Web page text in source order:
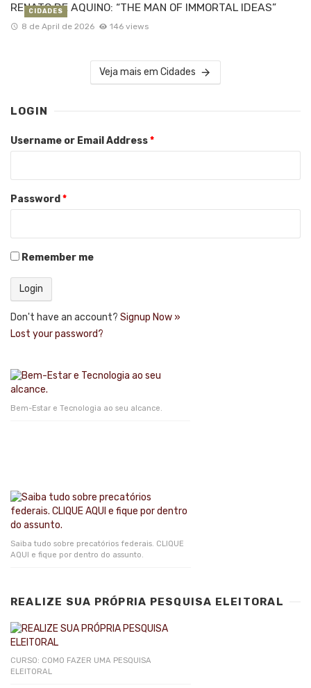
RENATO DE AQUINO: “THE MAN OF IMMORTAL IDEAS”
8 de April de 2026 146 views
CIDADES
Veja mais em Cidades
LOGIN
Username or Email Address*
Password *
Remember me
Don't have an account? Signup Now »
Lost your password?
Bem-Estar e Tecnologia ao seu alcance.
Saiba tudo sobre precatórios federais. CLIQUE
AQUI e fique por dentro do assunto.
REALIZE SUA PRÓPRIA PESQUISA ELEITORAL
CURSO: COMO FAZER UMA PESQUISA
ELEITORAL